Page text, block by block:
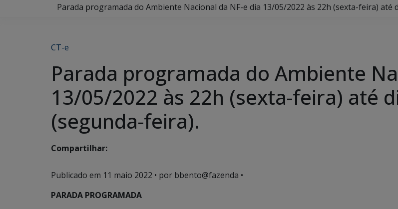
Parada programada do Ambiente Nacional da NF-e dia 13/05/2022 às 22h (sexta-feira) até
CT-e
Parada programada do Ambiente
13/05/2022 às 22h (sexta-feira) até
(segunda-feira).
Compartilhar:
Publicado em 11 maio 2022 • por bbento@fazenda •
PARADA PROGRAMADA